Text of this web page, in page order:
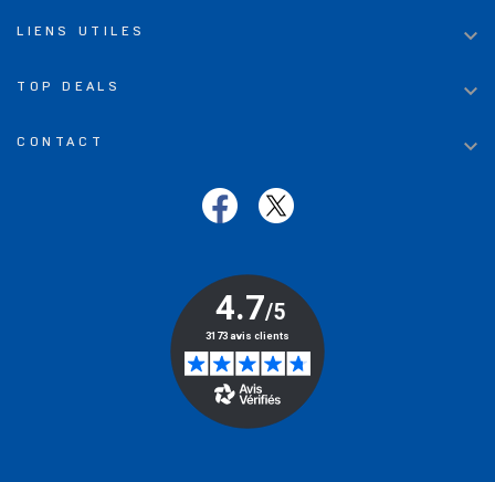
LIENS UTILES 
TOP DEALS 
CONTACT 